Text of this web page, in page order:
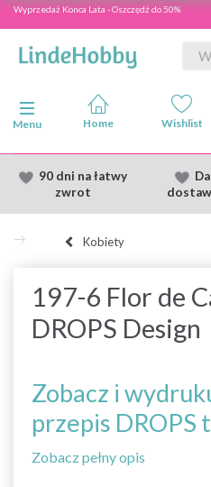
Wyprzedaż Konca Lata - Oszczędź do 50%
Przełącz nawigację
Menu
90 dni na łatwy
zwrot
Kobiety
197-6 Flor de
DROPS Design
Zobacz i
przepis DROPS
Zobacz pełny opis